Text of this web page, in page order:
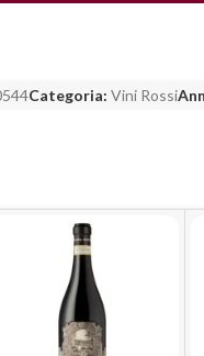
Categoria: Vini Rossi